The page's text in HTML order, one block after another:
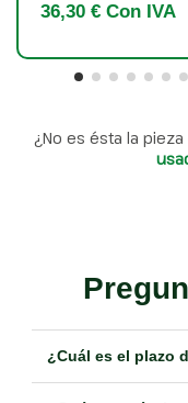
36,30 € Con IVA
¿No es ésta la
¿Cuál es el plazo